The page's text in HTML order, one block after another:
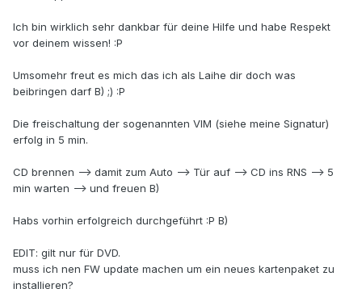
Ich bin wirklich sehr dankbar für deine Hilfe und habe Respekt
vor deinem wissen! :P
Umsomehr freut es mich das ich als Laihe dir doch was
beibringen darf B) ;) :P
Die freischaltung der sogenannten VIM (siehe meine Signatur)
erfolg in 5 min.
CD brennen --> damit zum Auto --> Tür auf --> CD ins RNS --> 5
min warten --> und freuen B)
Habs vorhin erfolgreich durchgeführt :P B)
EDIT: gilt nur für DVD.
muss ich nen FW update machen um ein neues kartenpaket zu
installieren?